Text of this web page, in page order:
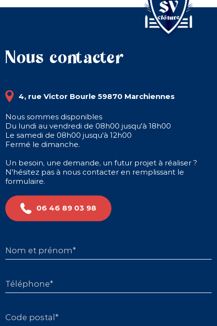
Nom et prénom*
Téléphone*
Code postal*
Nous contacter
4, rue Victor Bourle 59870 Marchiennes
Nous sommes disponibles
Du lundi au vendredi de 08h00 jusqu'à 18h00
Le samedi de 08h00 jusqu'à 12h00
Fermé le dimanche.
Un besoin, une demande, un futur projet à réaliser ?
N'hésitez pas à nous contacter en remplissant le
formulaire.
06 46 89 03 98